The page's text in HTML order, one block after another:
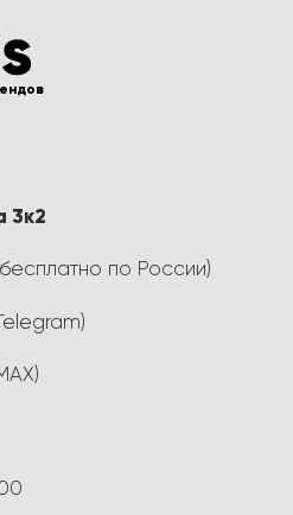
3к2
бесплатно по России)